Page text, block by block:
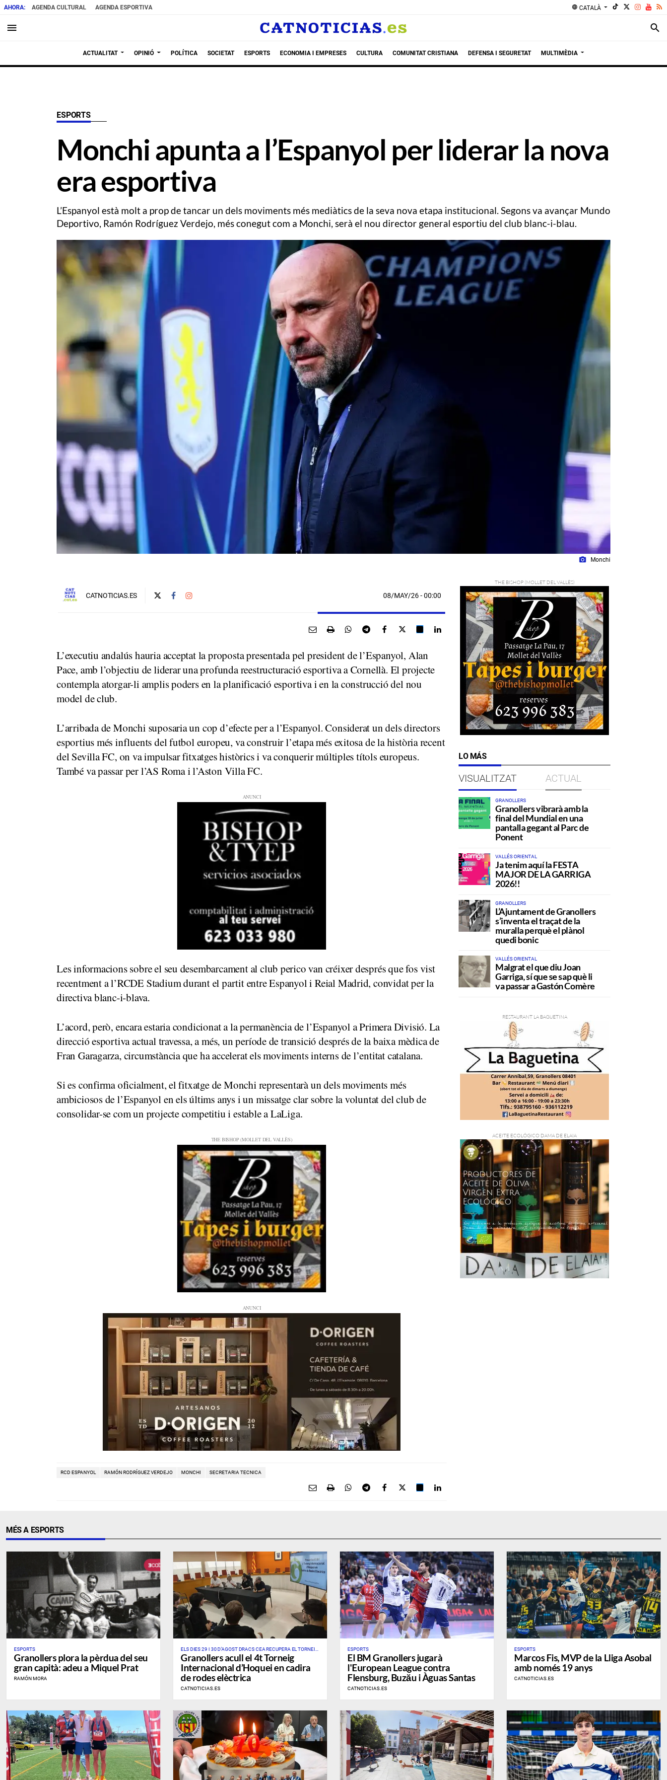
AGENDA CULTURAL AGENDA ESPORTIVA language CATALÀ
menu search
ACTUALITAT OPINIÓ POLÍTICA SOCIETAT ESPORTS ECONOMIA I EMPRESES CULTURA COMUNITAT CRISTIANA DEFENSA I SEGURETAT MULTIMÈDIA
ESPORTS
Monchi apunta a l’Espanyol per liderar la nova
era esportiva
L’Espanyol està molt a prop de tancar un dels moviments més mediàtics de la seva nova etapa institucional. Segons va avançar Mundo
Deportivo, Ramón Rodríguez Verdejo, més conegut com a Monchi, serà el nou director general esportiu del club blanc-i-blau.
photo_camera Monchi
CATNOTICIAS.ES 08/MAY/26- 00:00
L’executiu andalús hauria acceptat la proposta presentada pel president de l’Espanyol, Alan
Pace, amb l’objectiu de liderar una profunda reestructuració esportiva a Cornellà. El projecte
contempla atorgar-li amplis poders en la planificació esportiva i en la construcció del nou
model de club.
L’arribada de Monchi suposaria un cop d’efecte per a l’Espanyol. Considerat un dels directors
esportius més influents del futbol europeu, va construir l’etapa més exitosa de la història recent
del Sevilla FC, on va impulsar fitxatges històrics i va conquerir múltiples títols europeus.
També va passar per l’AS Roma i l’Aston Villa FC.
Les informacions sobre el seu desembarcament al club perico van créixer després que fos vist
recentment a l’RCDE Stadium durant el partit entre Espanyol i Reial Madrid, convidat per la
directiva blanc-i-blava.
L’acord, però, encara estaria condicionat a la permanència de l’Espanyol a Primera Divisió. La
direcció esportiva actual travessa, a més, un període de transició després de la baixa mèdica de
Fran Garagarza, circumstància que ha accelerat els moviments interns de l’entitat catalana.
Si es confirma oficialment, el fitxatge de Monchi representarà un dels moviments més
ambiciosos de l’Espanyol en els últims anys i un missatge clar sobre la voluntat del club de
consolidar-se com un projecte competitiu i estable a LaLiga.
RCD ESPANYOL RAMÓN RODRÍGUEZ VERDEJO MONCHI SECRETARIA TECNICA
LO MÁS
VISUALITZAT ACTUAL
GRANOLLERS
Granollers vibrarà amb la
final del Mundial en una
pantalla gegant al Parc de
Ponent
VALLÉS ORIENTAL
Ja tenim aquí la FESTA
MAJOR DE LA GARRIGA
2026!!
GRANOLLERS
L’Ajuntament de Granollers
s’inventa el traçat de la
muralla perquè el plànol
quedi bonic
VALLÉS ORIENTAL
Malgrat el que diu Joan
Garriga, sí que se sap què li
va passar a Gastón Comère
MÉS A ESPORTS
ESPORTS
Granollers plora la pèrdua del seu
gran capità: adeu a Miquel Prat
RAMÓN MORA
ELS DIES 29 I 30 D’AGOST DRACS CEA RECUPERA EL TORNEIG
INTERNACIONAL ÚNIC D’AQUEST ESPORT A CATALUNYA I A
L’ESTAT
Granollers acull el 4t Torneig
Internacional d’Hoquei en cadira
de rodes elèctrica
CATNOTICIAS.ES
ESPORTS
El BM Granollers jugarà
l'European League contra
Flensburg, Buzău i Àguas Santas
CATNOTICIAS.ES
ESPORTS
​Marcos Fis, MVP de la Lliga Asobal
amb només 19 anys
CATNOTICIAS.ES